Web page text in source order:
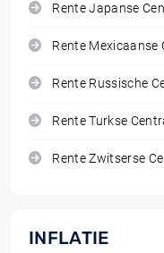
Rente Japanse
Rente Mexicaanse
Rente Russische
Rente Turkse
Rente Zwitserse
INFLATIE